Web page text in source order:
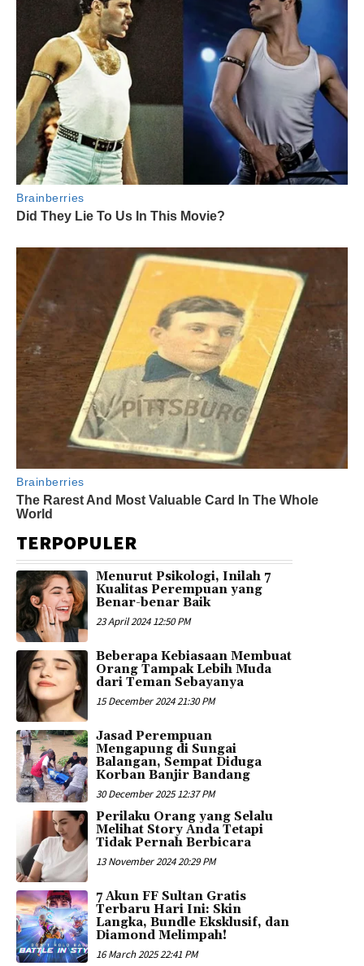
TERPOPULER
Menurut Psikologi, Inilah 7
Kualitas Perempuan yang
Benar-benar Baik
23 April 2024 12:50 PM
Beberapa Kebiasaan Membuat
Orang Tampak Lebih Muda
dari Teman Sebayanya
15 December 2024 21:30 PM
Jasad Perempuan
Mengapung di Sungai
Balangan, Sempat Diduga
Korban Banjir Bandang
30 December 2025 12:37 PM
Perilaku Orang yang Selalu
Melihat Story Anda Tetapi
Tidak Pernah Berbicara
13 November 2024 20:29 PM
7 Akun FF Sultan Gratis
Terbaru Hari Ini: Skin
Langka, Bundle Eksklusif, dan
Diamond Melimpah!
16 March 2025 22:41 PM